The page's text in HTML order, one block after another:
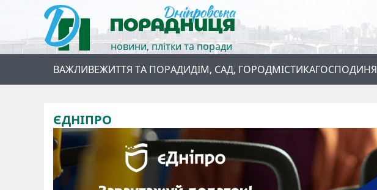
новини, плітки та поради
ВАЖЛИВЕЖИТТЯ ТА ПОРАДИДІМ, САД, ГОРОДМІСТИКАГОСПОДИНЯ
ЄДНІПРО